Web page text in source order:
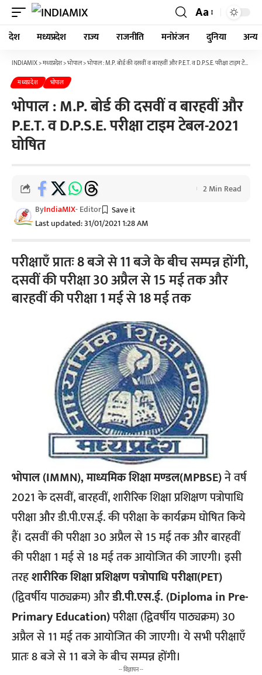
Aa
देश मध्यप्रदेश राज्य राजनीति मनोरंजन दुनिया अन्य
INDIAMIX>मध्यप्रदेश>भोपाल>भोपाल : M.P. बोर्ड की दसवीं व बारहवीं और P.E.T. व D.P.S.E. परीक्षा टाइम टेबल-2021 घोषित
मध्यप्रदेश भोपाल
भोपाल : M.P. बोर्ड की दसवीं व बारहवीं और
P.E.T. व D.P.S.E. परीक्षा टाइम टेबल-2021
घोषित
Last updated: 31/01/2021 1:28 AM
ByIndiaMIX- Editor
2 Min Read
परीक्षाएँ प्रातः 8 बजे से 11 बजे के बीच सम्पन्न होंगी,
दसवीं की परीक्षा 30 अप्रैल से 15 मई तक और
बारहवीं की परीक्षा 1 मई से 18 मई तक
भोपाल (IMMN), माध्यमिक शिक्षा मण्डल(MPBSE)ने वर्ष
2021 के दसवीं, बारहवीं, शारीरिक शिक्षा प्रशिक्षण पत्रोपाधि
परीक्षा और डी.पी.एस.ई. की परीक्षा के कार्यक्रम घोषित किये
हैं। दसवीं की परीक्षा 30 अप्रैल से 15 मई तक और बारहवीं
की परीक्षा 1 मई से 18 मई तक आयोजित की जाएगी। इसी
तरहशारीरिक शिक्षा प्रशिक्षण पत्रोपाधि परीक्षा(PET)
(द्विवर्षीय पाठ्यक्रम) औरडी.पी.एस.ई. (Diploma in Pre-
Primary Education)परीक्षा (द्विवर्षीय पाठ्यक्रम) 30
अप्रैल से 11 मई तक आयोजित की जाएगी। ये सभी परीक्षाएँ
प्रातः 8 बजे से 11 बजे के बीच सम्पन्न होंगी।
-- विज्ञापन --